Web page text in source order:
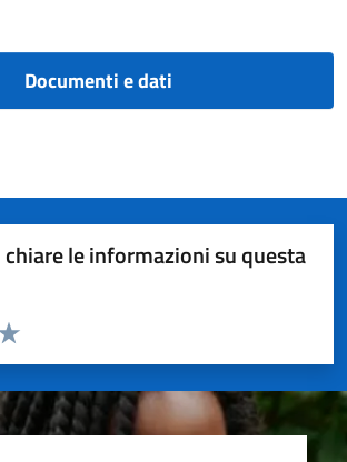
Documenti e dati
le informazioni su questa
la pagina
5 stelle su 5
4 stelle su 5
su 5
su 5
5